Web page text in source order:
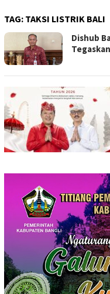
TAG: TAKSI LISTRIK BALI
Dishub